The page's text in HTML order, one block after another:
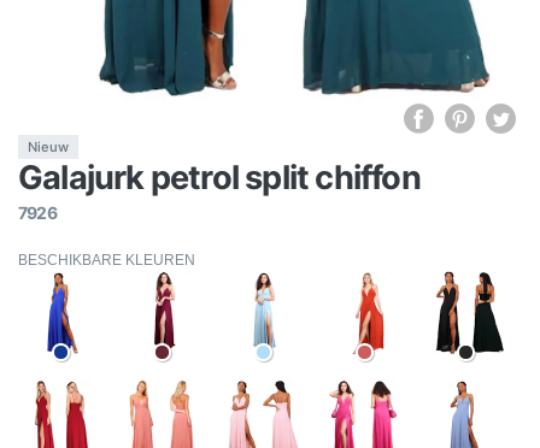
Nieuw
Galajurk petrol split chiffon
7926
BESCHIKBARE KLEUREN